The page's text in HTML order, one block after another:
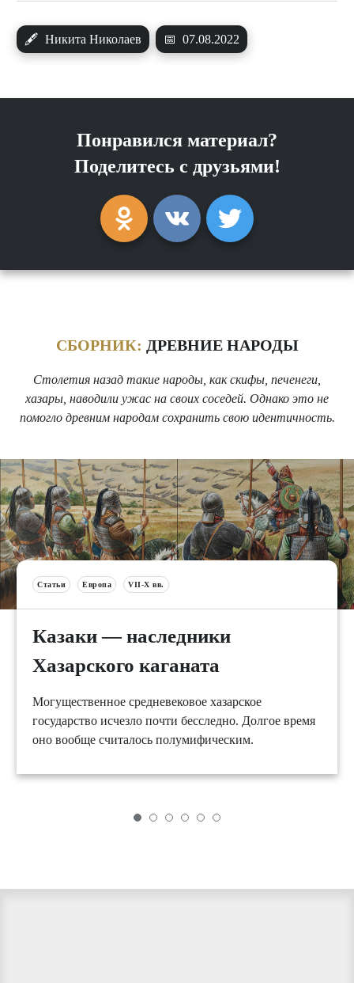
🖋 Никита Николаев 📅 07.08.2022
Понравился материал?
Поделитесь с друзьями!
СБОРНИК: ДРЕВНИЕ НАРОДЫ
Столетия назад такие народы, как скифы, печенеги,
хазары, наводили ужас на своих соседей. Однако это не
помогло древним народам сохранить свою идентичность.
Статьи Европа VII-X вв.
Казаки — наследники
Хазарского каганата
Могущественное средневековое хазарское
государство исчезло почти бесследно. Долгое время
оно вообще считалось полумифическим.